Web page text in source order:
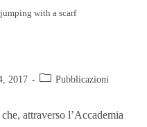
with a scarf
2017 Pubblicazioni
attraverso l’Accademia